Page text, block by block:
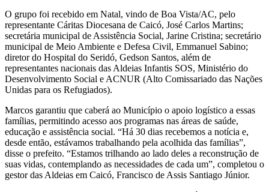
O grupo foi recebido em Natal, vindo de Boa Vista/AC, pelo
representante Cáritas Diocesana de Caicó, José Carlos Martins;
secretária municipal de Assistência Social, Jarine Cristina; secretário
municipal de Meio Ambiente e Defesa Civil, Emmanuel Sabino;
diretor do Hospital do Seridó, Gedson Santos, além de
representantes nacionais das Aldeias Infantis SOS, Ministério do
Desenvolvimento Social e ACNUR (Alto Comissariado das Nações
Unidas para os Refugiados).
Marcos garantiu que caberá ao Município o apoio logístico a essas
famílias, permitindo acesso aos programas nas áreas de saúde,
educação e assistência social. “Há 30 dias recebemos a notícia e,
desde então, estávamos trabalhando pela acolhida das famílias”,
disse o prefeito. “Estamos trilhando ao lado deles a reconstrução de
suas vidas, contemplando as necessidades de cada um”, completou o
gestor das Aldeias em Caicó, Francisco de Assis Santiago Júnior.